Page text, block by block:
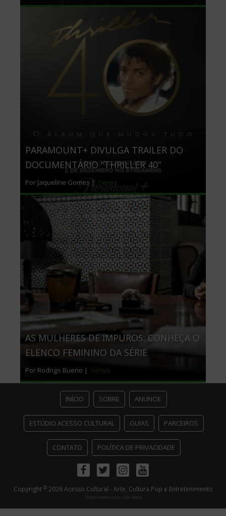
PARAMOUNT+ DIVULGA TRAILER DO
DOCUMENTÁRIO “THRILLER 40”
Por Jaqueline Gomes | Séries
AS MULHERES DE IMPUROS: CONHEÇA O
ELENCO FEMININO DA SÉRIE
Por Rodrigo Bueno | Séries
INÍCIO SOBRE ANUNCIE
ESTÚDIO ACESSO CULTURAL GUIAS PARCEIROS
CONTATO POLÍTICA DE PRIVACIDADE
FacebookTwitterInstagramYoutube
Copyright ©2026 Acesso Cultural - Arte, Cultura Pop e Entretenimento
Desenvolvido por Del Vieira